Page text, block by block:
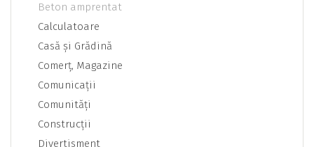
Beton amprentat
Calculatoare
Casă şi Grădină
Comerţ, Magazine
Comunicaţii
Comunităţi
Construcţii
Divertisment